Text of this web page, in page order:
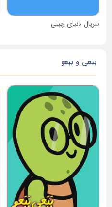
سریال دنیای چیبی
ببعی و ببعو